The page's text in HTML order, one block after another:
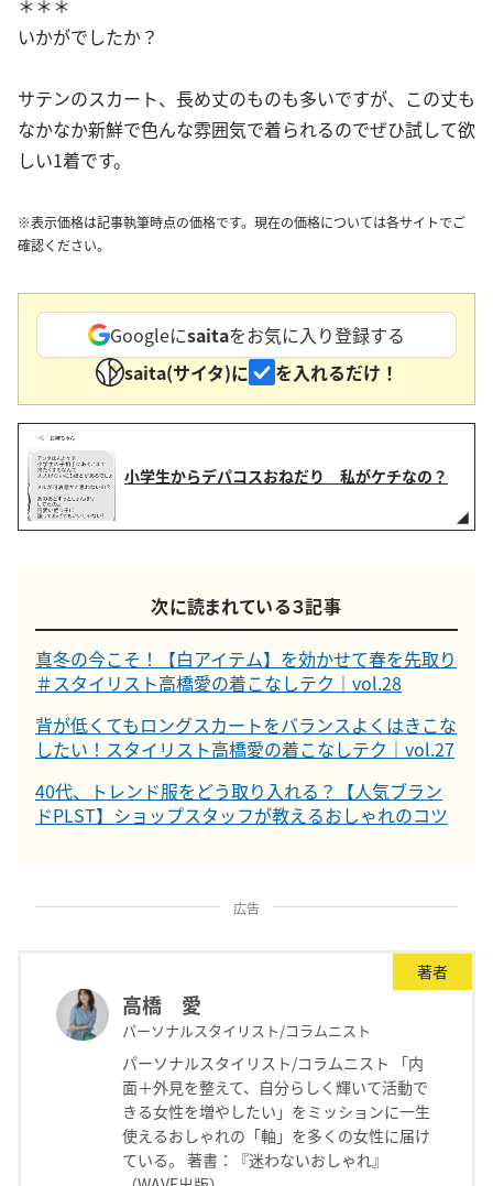
いかがでしたか？
サテンのスカート、長め丈のものも多いですが、この丈も
なかなか新鮮で色んな雰囲気で着られるのでぜひ試して欲
しい1着です。
※表示価格は記事執筆時点の価格です。現在の価格については各サイトでご
確認ください。
Googleにsaitaをお気に入り登録する
saita(サイタ)に
を入れるだけ！
小学生からデパコスおねだり 私がケチなの？
次に読まれている３記事
真冬の今こそ！【白アイテム】を効かせて春を先取り
＃スタイリスト高橋愛の着こなしテク｜vol.28
背が低くてもロングスカートをバランスよくはきこな
したい！スタイリスト高橋愛の着こなしテク｜vol.27
40代、トレンド服をどう取り入れる？【人気ブラン
ドPLST】ショップスタッフが教えるおしゃれのコツ
広告
著者
高橋 愛
パーソナルスタイリスト/コラムニスト
パーソナルスタイリスト/コラムニスト 「内
面＋外見を整えて、自分らしく輝いて活動で
きる女性を増やしたい」をミッションに一生
使えるおしゃれの「軸」を多くの女性に届け
ている。 著書：『迷わないおしゃれ』